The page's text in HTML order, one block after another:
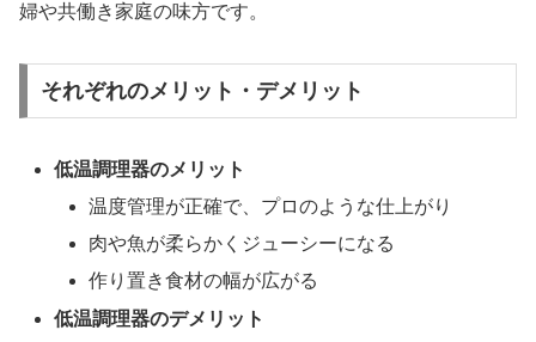
婦や共働き家庭の味方です。
それぞれのメリット・デメリット
低温調理器のメリット
温度管理が正確で、プロのような仕上がり
肉や魚が柔らかくジューシーになる
作り置き食材の幅が広がる
低温調理器のデメリット